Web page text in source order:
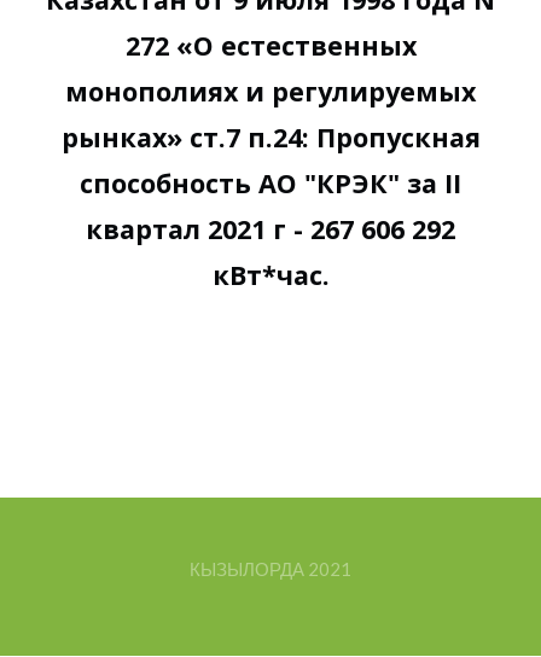
272 «О естественных
монополиях и регулируемых
рынках» ст.7 п.24: Пропускная
способность АО "КРЭК" за II
квартал 2021 г - 267 606 292
кВт*час.
КЫЗЫЛОРДА 2021